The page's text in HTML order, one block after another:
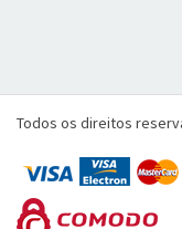
Todos os direitos